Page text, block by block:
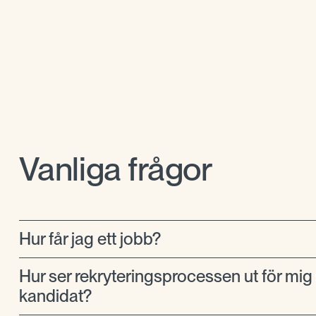
Vanliga frågor
Hur får jag ett jobb?
Hur ser rekryteringsprocessen ut för
kandidat?